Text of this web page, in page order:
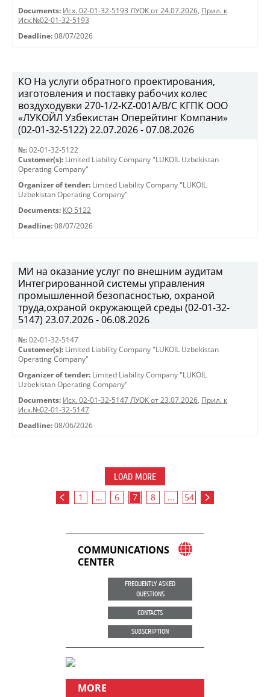
Documents: Исх. 02-01-32-5193 ЛУОК от 24.07.2026, Прил. к
Исх.№02-01-32-5193
Deadline: 08/07/2026
КО На услуги обратного проектирования,
изготовления и поставку рабочих колес
воздуходувки 270-1/2-KZ-001A/B/C КГПК OOO
«ЛУКОЙЛ Узбекистан Оперейтинг Компани»
(02-01-32-5122) 22.07.2026 - 07.08.2026
№: 02-01-32-5122
Customer(s): Limited Liability Company "LUKOIL Uzbekistan
Operating Company"
Organizer of tender: Limited Liability Company "LUKOIL
Uzbekistan Operating Company"
Documents: КО 5122
Deadline: 08/07/2026
МИ на оказание услуг по внешним аудитам
Интегрированной системы управления
промышленной безопасностью, охраной
труда,охраной окружающей среды (02-01-32-
5147) 23.07.2026 - 06.08.2026
№: 02-01-32-5147
Customer(s): Limited Liability Company "LUKOIL Uzbekistan
Operating Company"
Organizer of tender: Limited Liability Company "LUKOIL
Uzbekistan Operating Company"
Documents: Исх. 02-01-32-5147 ЛУОК от 23.07.2026, Прил. к
Исх.№02-01-32-5147
Deadline: 08/06/2026
LOAD MORE
1 ... 6 7 8 ... 54
COMMUNICATIONS
CENTER
FREQUENTLY ASKED
QUESTIONS
CONTACTS
SUBSCRIPTION
MORE